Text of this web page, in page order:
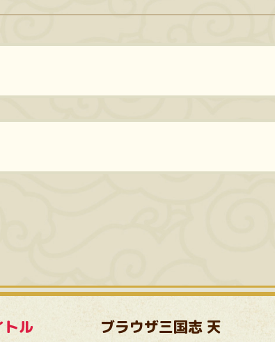
トル
ブラウザ三国志 天